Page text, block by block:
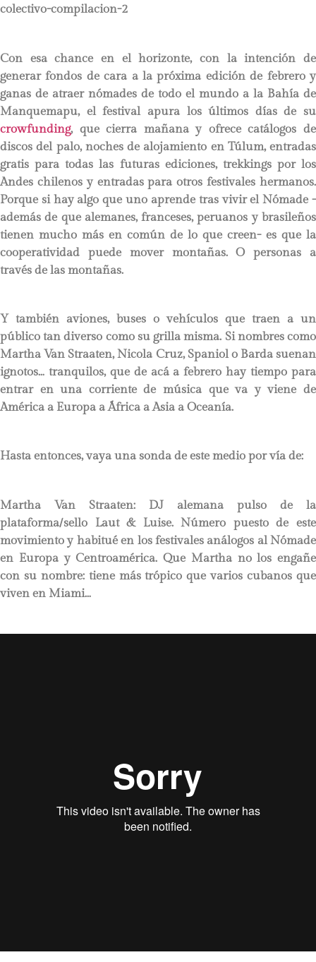
colectivo-compilacion-2
Con esa chance en el horizonte, con la intención de
generar fondos de cara a la próxima edición de febrero y
ganas de atraer nómades de todo el mundo a la Bahía de
Manquemapu, el festival apura los últimos días de su
crowfunding, que cierra mañana y ofrece catálogos de
discos del palo, noches de alojamiento en Túlum, entradas
gratis para todas las futuras ediciones, trekkings por los
Andes chilenos y entradas para otros festivales hermanos.
Porque si hay algo que uno aprende tras vivir el Nómade -
además de que alemanes, franceses, peruanos y brasileños
tienen mucho más en común de lo que creen- es que la
cooperatividad puede mover montañas. O personas a
través de las montañas.
Y también aviones, buses o vehículos que traen a un
público tan diverso como su grilla misma. Si nombres como
Martha Van Straaten, Nicola Cruz, Spaniol o Barda suenan
ignotos… tranquilos, que de acá a febrero hay tiempo para
entrar en una corriente de música que va y viene de
América a Europa a África a Asia a Oceanía.
Hasta entonces, vaya una sonda de este medio por vía de:
Martha Van Straaten: DJ alemana pulso de la
plataforma/sello Laut & Luise. Número puesto de este
movimiento y habitué en los festivales análogos al Nómade
en Europa y Centroamérica. Que Martha no los engañe
con su nombre: tiene más trópico que varios cubanos que
viven en Miami…